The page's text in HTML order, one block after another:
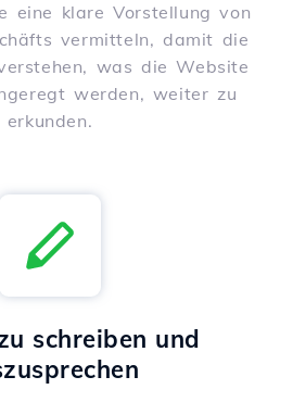
eine klare Vorstellung von
vermitteln, damit die
was die Website
werden, weiter zu
erkunden.
schreiben und